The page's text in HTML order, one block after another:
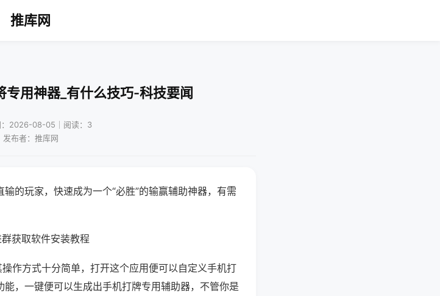
推库网
专用神器_有什么技巧-科技要闻
：2026-08-05｜阅读：3
发布者：推库网
的玩家，快速成为一个“必胜”的输赢辅助神器，有需
获取软件安装教程
作方式十分简单，打开这个应用便可以自定义手机打
，一键便可以生成出手机打牌专用辅助器，不管你是